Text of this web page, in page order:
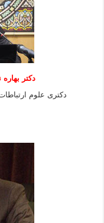
دکتر بهاره
دکتری علوم